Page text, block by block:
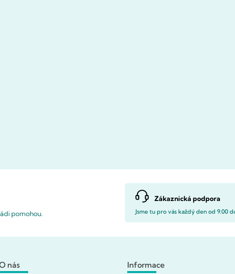
pomohou.
Zákaznická podpora
Jsme tu pro vás každý den od 9.00
nás Informace